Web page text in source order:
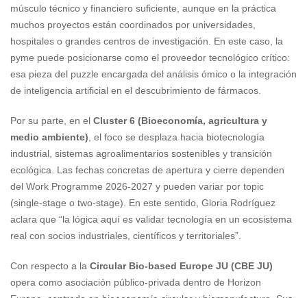
músculo técnico y financiero suficiente, aunque en la práctica
muchos proyectos están coordinados por universidades,
hospitales o grandes centros de investigación. En este caso, la
pyme puede posicionarse como el proveedor tecnológico crítico:
esa pieza del puzzle encargada del análisis ómico o la integración
de inteligencia artificial en el descubrimiento de fármacos.
Por su parte, en el Cluster 6 (Bioeconomía, agricultura y
medio ambiente), el foco se desplaza hacia biotecnología
industrial, sistemas agroalimentarios sostenibles y transición
ecológica. Las fechas concretas de apertura y cierre dependen
del Work Programme 2026-2027 y pueden variar por topic
(single-stage o two-stage). En este sentido, Gloria Rodríguez
aclara que “la lógica aquí es validar tecnología en un ecosistema
real con socios industriales, científicos y territoriales”.
Con respecto a la Circular Bio-based Europe JU (CBE JU)
opera como asociación público-privada dentro de Horizon